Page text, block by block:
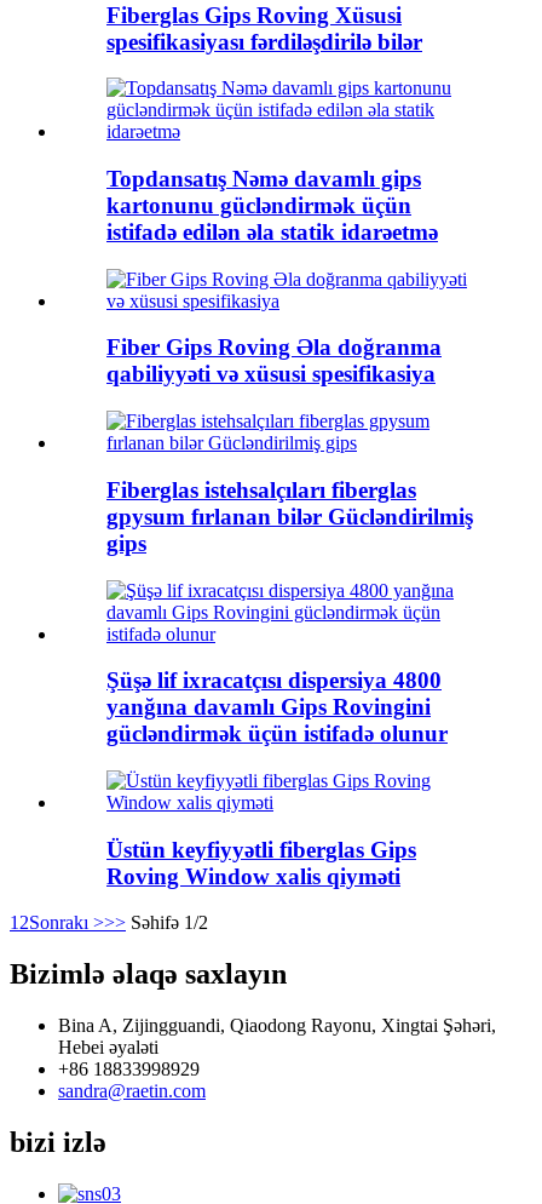
Fiberglas Gips Roving Xüsusi
spesifikasiyası fərdiləşdirilə bilər
Topdansatış Nəmə davamlı gips
kartonunu gücləndirmək üçün
istifadə edilən əla statik idarəetmə
Fiber Gips Roving Əla doğranma
qabiliyyəti və xüsusi spesifikasiya
Fiberglas istehsalçıları fiberglas
gpysum fırlanan bilər Gücləndirilmiş
gips
Şüşə lif ixracatçısı dispersiya 4800
yanğına davamlı Gips Rovingini
gücləndirmək üçün istifadə olunur
Üstün keyfiyyətli fiberglas Gips
Roving Window xalis qiyməti
12Sonrakı >>> Səhifə 1/2
Bizimlə əlaqə saxlayın
Bina A, Zijingguandi, Qiaodong Rayonu, Xingtai Şəhəri,
Hebei əyaləti
+86 18833998929
sandra@raetin.com
bizi izlə